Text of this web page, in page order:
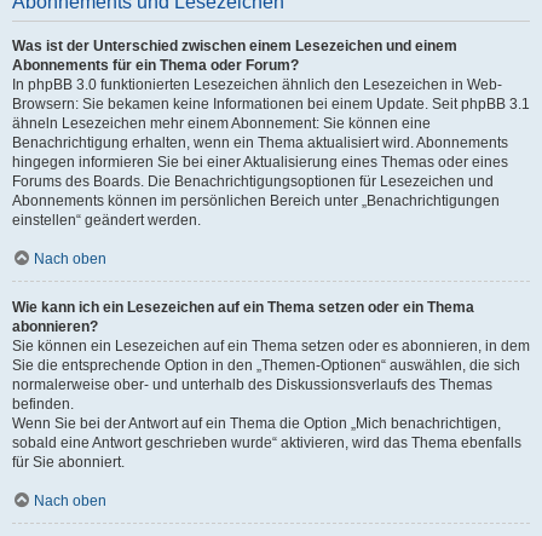
Was ist der Unterschied zwischen einem Lesezeichen und einem
Abonnements für ein Thema oder Forum?
In phpBB 3.0 funktionierten Lesezeichen ähnlich den Lesezeichen in Web-
Browsern: Sie bekamen keine Informationen bei einem Update. Seit phpBB 3.1
ähneln Lesezeichen mehr einem Abonnement: Sie können eine
Benachrichtigung erhalten, wenn ein Thema aktualisiert wird. Abonnements
hingegen informieren Sie bei einer Aktualisierung eines Themas oder eines
Forums des Boards. Die Benachrichtigungsoptionen für Lesezeichen und
Abonnements können im persönlichen Bereich unter „Benachrichtigungen
einstellen“ geändert werden.
Nach oben
Wie kann ich ein Lesezeichen auf ein Thema setzen oder ein Thema
abonnieren?
Sie können ein Lesezeichen auf ein Thema setzen oder es abonnieren, in dem
Sie die entsprechende Option in den „Themen-Optionen“ auswählen, die sich
normalerweise ober- und unterhalb des Diskussionsverlaufs des Themas
befinden.
Wenn Sie bei der Antwort auf ein Thema die Option „Mich benachrichtigen,
sobald eine Antwort geschrieben wurde“ aktivieren, wird das Thema ebenfalls
für Sie abonniert.
Nach oben